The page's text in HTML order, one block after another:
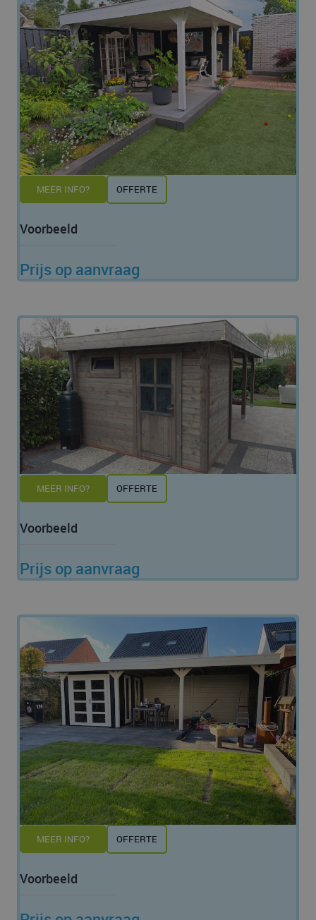
MEER INFO? OFFERTE
Voorbeeld
Prijs op aanvraag
MEER INFO? OFFERTE
Voorbeeld
Prijs op aanvraag
MEER INFO? OFFERTE
Voorbeeld